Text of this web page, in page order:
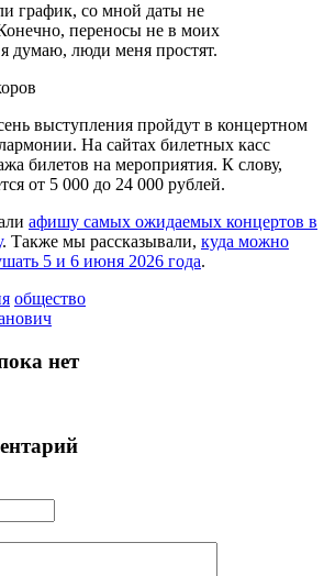
график, со мной даты не
переносы не в моих
думаю, люди меня простят.
выступления пройдут в концертном
На сайтах билетных касс
билетов на мероприятия. К слову,
от 5 000 до 24 000 рублей.
афишу самых ожидаемых концертов в
. Также мы рассказывали, куда можно
5 и 6 июня 2026 года.
общество
нет